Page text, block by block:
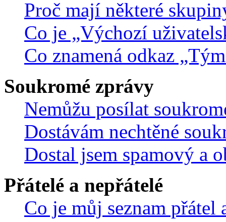
Proč mají některé
Co je „Výchozí
Co znamená odkaz
Soukromé zprávy
Nemůžu posílat
Dostávám nechtěné
Dostal jsem spamový a
Přátelé a nepřátelé
Co je můj seznam přátel